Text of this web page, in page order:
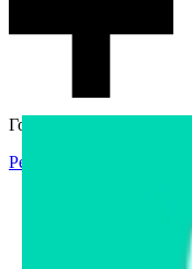
Гостевой доступ
Регистрация
Интернет-магазин
Интернет-витрина